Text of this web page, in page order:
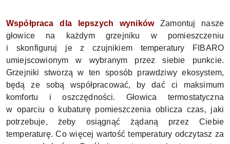
Współpraca dla lepszych wynikówZamontuj nasze
głowice na każdym grzejniku w pomieszczeniu
i skonfiguruj je z czujnikiem temperatury FIBARO
umiejscowionym w wybranym przez siebie punkcie.
Grzejniki stworzą w ten sposób prawdziwy ekosystem,
będą ze sobą współpracować, by dać ci maksimum
komfortu i oszczędności. Głowica termostatyczna
w oparciu o kubaturę pomieszczenia oblicza czas, jaki
potrzebuje, żeby osiągnąć żądaną przez Ciebie
temperaturę. Co więcej wartość temperatury odczytasz za